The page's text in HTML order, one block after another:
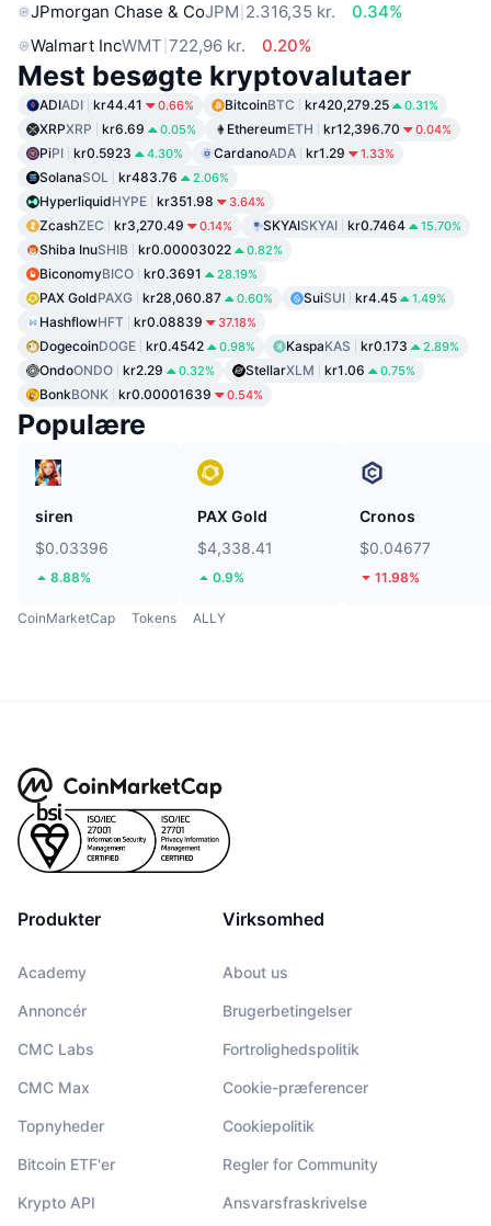
JPmorgan Chase & CoJPM 2.316,35 kr.
0.34%
Walmart IncWMT 722,96 kr. 0.20%
Mest besøgte kryptovalutaer
ADIADI kr44.41 0.66% BitcoinBTC kr420,279.25 0.31%
XRPXRP kr6.69 0.05% EthereumETH kr12,396.70 0.04%
PiPI kr0.5923 4.30% CardanoADA kr1.29 1.33%
SolanaSOL kr483.76 2.06%
HyperliquidHYPE kr351.98 3.64%
ZcashZEC kr3,270.49 0.14% SKYAISKYAI kr0.7464 15.70%
Shiba InuSHIB kr0.00003022 0.82%
BiconomyBICO kr0.3691 28.19%
PAX GoldPAXG kr28,060.87 0.60% SuiSUI kr4.45 1.49%
HashflowHFT kr0.08839 37.18%
DogecoinDOGE kr0.4542 0.98% KaspaKAS kr0.173 2.89%
OndoONDO kr2.29 0.32% StellarXLM kr1.06 0.75%
BonkBONK kr0.00001639 0.54%
Populære
siren
$0.03396
8.88%
PAX Gold
$4,338.41
0.9%
Cronos
$0.04677
11.98%
CoinMarketCap Tokens ALLY
Produkter
Academy
Annoncér
CMC Labs
CMC Max
Topnyheder
Bitcoin ETF'er
Krypto API
Virksomhed
About us
Brugerbetingelser
Fortrolighedspolitik
Cookie-præferencer
Cookiepolitik
Regler for Community
Ansvarsfraskrivelse